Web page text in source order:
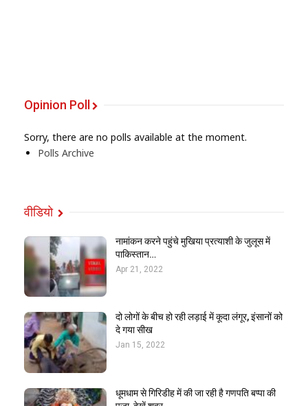
Opinion Poll
Sorry, there are no polls available at the moment.
Polls Archive
वीडियो
नामांकन करने पहुंचे मुखिया प्रत्याशी के जुलूस में
पाकिस्तान…
Apr 21, 2022
दो लोगों के बीच हो रही लड़ाई में कूदा लंगूर, इंसानों को
दे गया सीख
Jan 15, 2022
धूमधाम से गिरिडीह में की जा रही है गणपति बप्पा की